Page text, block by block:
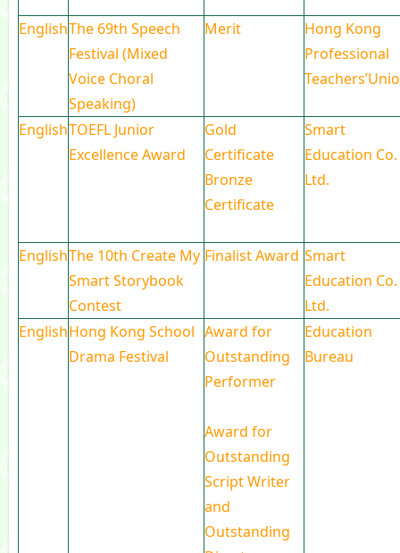
EnglishThe 69th Speech
Festival (Mixed
Voice Choral
Speaking)
Merit
Hong Kong
Professional
EnglishTOEFL Junior
Excellence Award
Gold
Certificate
Bronze
Certificate
Smart
Education Co.
Ltd.
EnglishThe 10th Create My
Smart Storybook
Contest
Finalist Award Smart
Education Co.
Ltd.
EnglishHong Kong School
Drama Festival
Award for
Outstanding
Performer
Award for
Outstanding
Script Writer
and
Outstanding
Education
Bureau